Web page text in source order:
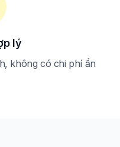
lý
không có chi phí ẩn